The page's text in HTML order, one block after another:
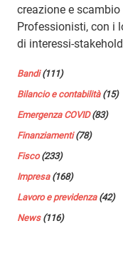
creazione e
Professionisti, con i
di interessi-
Bandi(111)
Bilancio e contabilità(15)
Emergenza COVID(83)
Finanziamenti(78)
Fisco(233)
Impresa(168)
Lavoro e previdenza(42)
News(116)